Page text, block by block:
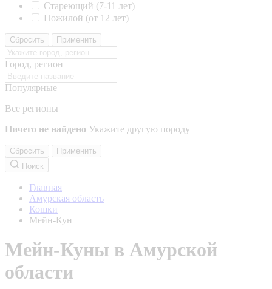
Стареющий (7-11 лет)
Пожилой (от 12 лет)
Сбросить Применить
Город, регион
Популярные
Все регионы
Ничего не найдено Укажите другую породу
Сбросить
Применить
Поиск
Главная
Амурская область
Кошки
Мейн-Кун
Мейн-Куны в Амурской
области